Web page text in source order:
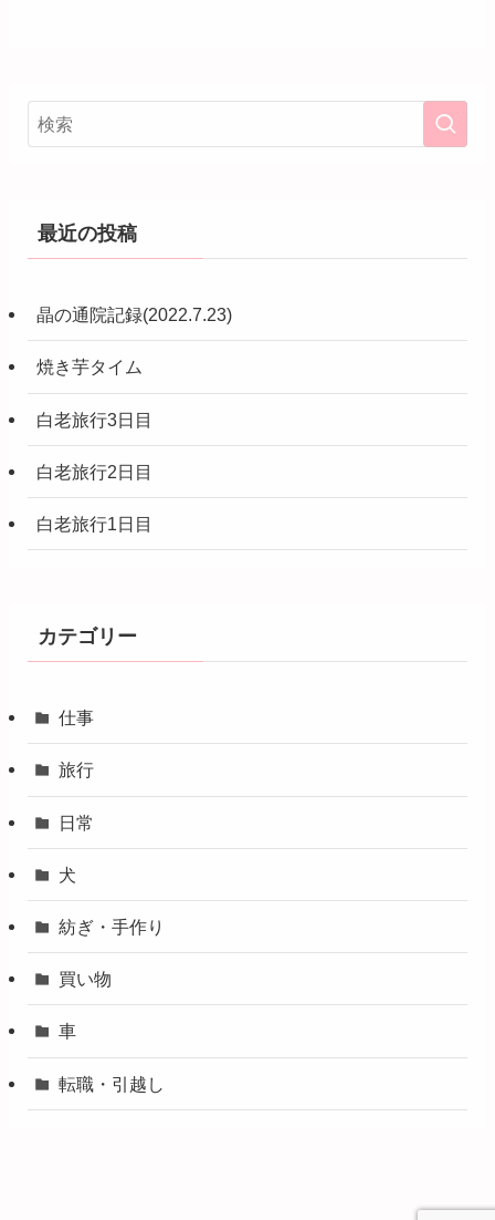
最近の投稿
晶の通院記録(2022.7.23)
焼き芋タイム
白老旅行3日目
白老旅行2日目
白老旅行1日目
カテゴリー
仕事
旅行
日常
犬
紡ぎ・手作り
買い物
車
転職・引越し